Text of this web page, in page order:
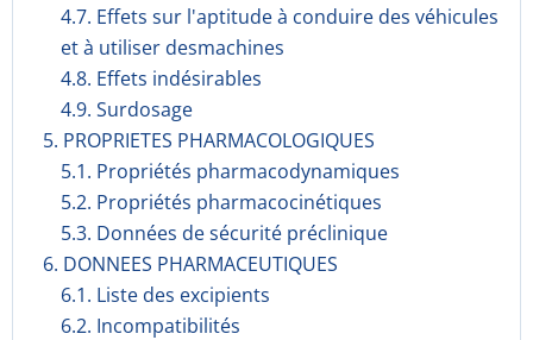
4.7. Effets sur l'aptitude à conduire des véhicules
et à utiliser desmachines
4.8. Effets indésirables
4.9. Surdosage
5. PROPRIETES PHARMACOLOGIQUES
5.1. Propriétés pharmacodynami­ques
5.2. Propriétés pharmacocinéti­ques
5.3. Données de sécurité préclinique
6. DONNEES PHARMACEUTIQUES
6.1. Liste des excipients
6.2. Incompati­bilités